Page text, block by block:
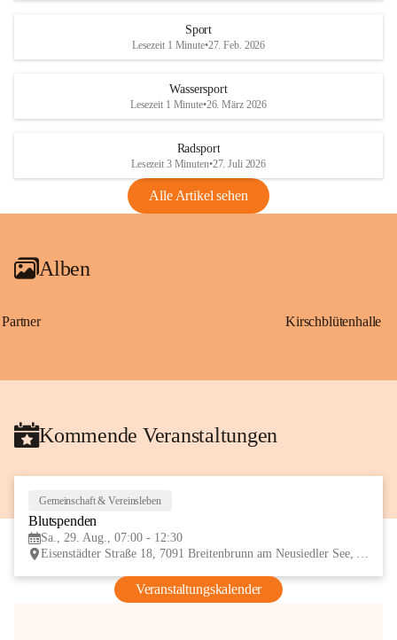
Rebe und der Amerikanischen
Anhang VBl. EU Nr. 18
1 Seite•1,4 MB
VBl. EU Nr. 18_2026
Sport
Lesezeit 1 Minute•27. Feb. 2026
Wassersport
Lesezeit 1 Minute•26. März 2026
Radsport
Lesezeit 3 Minuten•27. Juli 2026
Alle Artikel sehen
Alben
Partner Kirschblütenhalle
Kommende Veranstaltungen
Gemeinschaft & Vereinsleben
Blutspenden
Sa., 29. Aug., 07:00 - 12:30
Eisenstädter Straße 18, 7091 Breitenbrunn am Neusiedler See, AUT
Veranstaltungskalender